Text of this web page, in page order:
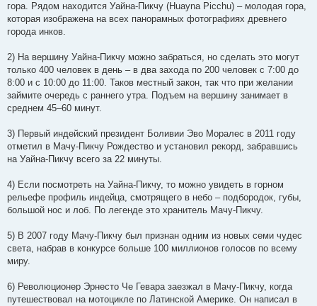
л
е
н
гора. Рядом находится Уайна-Пикчу (Huayna Picchu) – молодая гора,
которая изображена на всех панорамных фотографиях древнего
города инков.
2) На вершину Уайна-Пикчу можно забраться, но сделать это могут
только 400 человек в день – в два захода по 200 человек с 7:00 до
8:00 и с 10:00 до 11:00. Таков местный закон, так что при желании
займите очередь с раннего утра. Подъем на вершину занимает в
среднем 45–60 минут.
3) Первый индейский президент Боливии Эво Моралес в 2011 году
отметил в Мачу-Пикчу Рождество и установил рекорд, забравшись
на Уайна-Пикчу всего за 22 минуты.
4) Если посмотреть на Уайна-Пикчу, то можно увидеть в горном
рельефе профиль индейца, смотрящего в небо – подбородок, губы,
большой нос и лоб. По легенде это хранитель Мачу-Пикчу.
5) В 2007 году Мачу-Пикчу был признан одним из новых семи чудес
света, набрав в конкурсе больше 100 миллионов голосов по всему
миру.
6) Революционер Эрнесто Че Гевара заезжал в Мачу-Пикчу, когда
путешествовал на мотоцикле по Латинской Америке. Он написал в